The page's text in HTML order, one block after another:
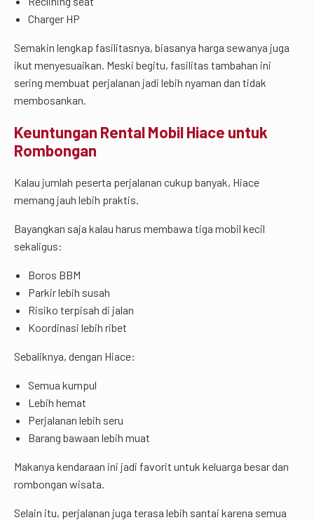
Charger HP
Semakin lengkap fasilitasnya, biasanya harga sewanya juga
ikut menyesuaikan. Meski begitu, fasilitas tambahan ini
sering membuat perjalanan jadi lebih nyaman dan tidak
membosankan.
Keuntungan Rental Mobil Hiace untuk
Rombongan
Kalau jumlah peserta perjalanan cukup banyak, Hiace
memang jauh lebih praktis.
Bayangkan saja kalau harus membawa tiga mobil kecil
sekaligus:
Boros BBM
Parkir lebih susah
Risiko terpisah di jalan
Koordinasi lebih ribet
Sebaliknya, dengan Hiace:
Semua kumpul
Lebih hemat
Perjalanan lebih seru
Barang bawaan lebih muat
Makanya kendaraan ini jadi favorit untuk keluarga besar dan
rombongan wisata.
Selain itu, perjalanan juga terasa lebih santai karena semua